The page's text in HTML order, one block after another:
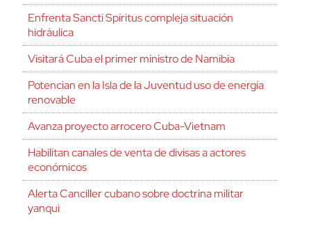
Enfrenta Sancti Spíritus compleja situación
hidráulica
Visitará Cuba el primer ministro de Namibia
Potencian en la Isla de la Juventud uso de energía
renovable
Avanza proyecto arrocero Cuba-Vietnam
Habilitan canales de venta de divisas a actores
económicos
Alerta Canciller cubano sobre doctrina militar
yanqui